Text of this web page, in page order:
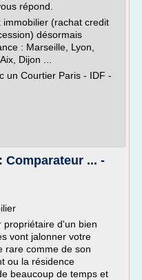
répond.
(rachat credit
désormais
: Marseille, Lyon,
Dijon ...
un Courtier Paris - IDF -
Comparateur ... -
propriétaire d'un bien
vont jalonner votre
rare comme de son
ou la résidence
beaucoup de temps et